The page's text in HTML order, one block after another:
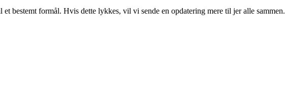
bestemt formål. Hvis dette lykkes, vil vi sende en opdatering mere til jer alle sammen.